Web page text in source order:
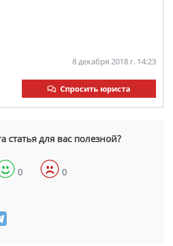
8 декабря 2018 г. 14:23
Спросить юриста
статья для вас полезной?
0 0